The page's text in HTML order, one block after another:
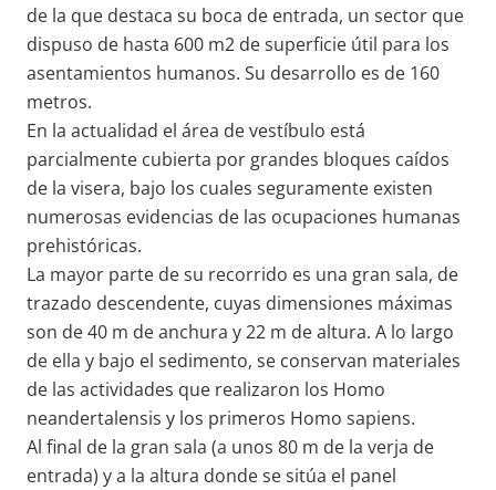
de la que destaca su boca de entrada, un sector que
dispuso de hasta 600 m2 de superficie útil para los
asentamientos humanos. Su desarrollo es de 160
metros.
En la actualidad el área de vestíbulo está
parcialmente cubierta por grandes bloques caídos
de la visera, bajo los cuales seguramente existen
numerosas evidencias de las ocupaciones humanas
prehistóricas.
La mayor parte de su recorrido es una gran sala, de
trazado descendente, cuyas dimensiones máximas
son de 40 m de anchura y 22 m de altura. A lo largo
de ella y bajo el sedimento, se conservan materiales
de las actividades que realizaron los Homo
neandertalensis y los primeros Homo sapiens.
Al final de la gran sala (a unos 80 m de la verja de
entrada) y a la altura donde se sitúa el panel